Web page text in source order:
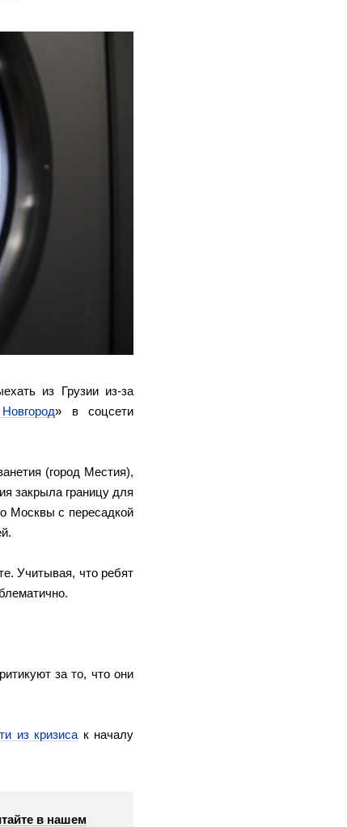
из Грузии из-за
» в соцсети
(город Местия),
закрыла границу для
Москвы с пересадкой
Учитывая, что ребят
за то, что они
из кризиса к началу
в нашем